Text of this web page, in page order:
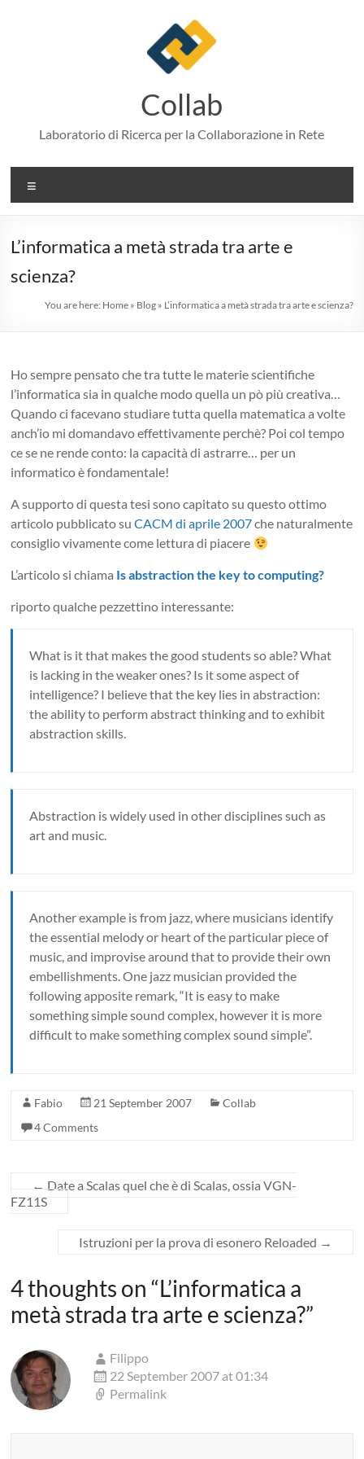
Collab
Laboratorio di Ricerca per la Collaborazione in Rete
L’informatica a metà strada tra arte e
scienza?
You are here: Home» Blog» L’informatica a metà strada tra arte e scienza?
Ho sempre pensato che tra tutte le materie scientifiche
l’informatica sia in qualche modo quella un pò più creativa…
Quando ci facevano studiare tutta quella matematica a volte
anch’io mi domandavo effettivamente perchè? Poi col tempo
ce se ne rende conto: la capacità di astrarre… per un
informatico è fondamentale!
A supporto di questa tesi sono capitato su questo ottimo
articolo pubblicato suCACM di aprile 2007che naturalmente
consiglio vivamente come lettura di piacere
L’articolo si chiama Is abstraction the key to computing?
riporto qualche pezzettino interessante:
What is it that makes the good students so able? What
is lacking in the weaker ones? Is it some aspect of
intelligence? I believe that the key lies in abstraction:
the ability to perform abstract thinking and to exhibit
abstraction skills.
Abstraction is widely used in other disciplines such as
art and music.
Another example is from jazz, where musicians identify
the essential melody or heartof the particular piece of
music, and improvise around that to provide their own
embellishments. One jazz musician provided the
following apposite remark, “It is easy to make
something simple sound complex, however it is more
difficult to make something complex sound simple”.
Fabio 21 September 2007
Collab
4 Comments
← Date a Scalas quel che è di Scalas, ossia VGN-
FZ11S
Istruzioni per la prova di esonero Reloaded →
4 thoughts on “L’informatica a
metà strada tra arte e scienza?”
Filippo
22 September 2007 at 01:34
Permalink